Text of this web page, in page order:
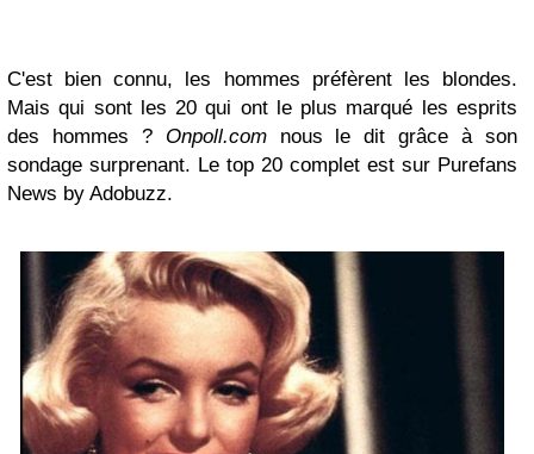
C'est bien connu, les hommes préfèrent les blondes.
Mais qui sont les 20 qui ont le plus marqué les esprits
des hommes ? Onpoll.comnous le dit grâce à son
sondage surprenant. Le top 20 complet est sur Purefans
News by Adobuzz.